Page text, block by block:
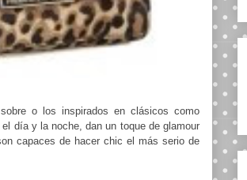
o los inspirados en clásicos como
día y la noche, dan un toque de glamour
capaces de hacer chic el más serio de